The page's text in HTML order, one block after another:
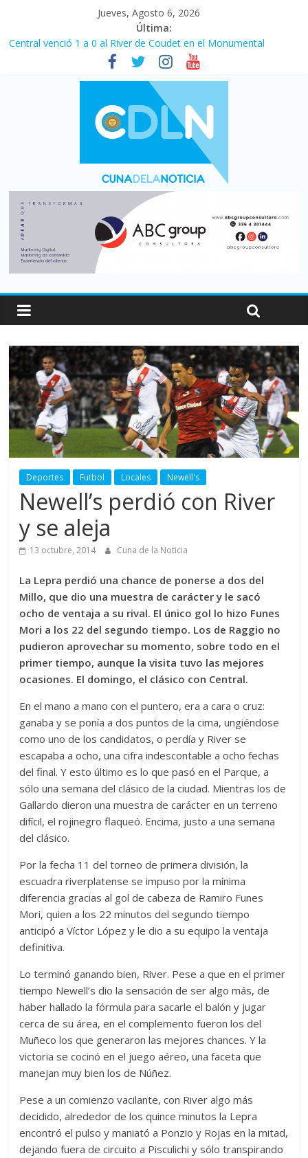
Jueves, Agosto 6, 2026
Última:
Central venció 1 a 0 al River de Coudet en el Monumental
La morosidad alcanzó su nivel más alto en dos décadas y ya
afecta a 400 mil deudores en Santa Fe
Desde que asumió Milei cerraron 41.000 kioscos: el sector
denuncia crisis como en 2001
Vacaciones de invierno con más movimiento y consumo
turístico: 4,6 millones de personas viajaron por el país, un 5,9%
Fuerte caída de la venta de autos usados en julio: bajó un 12,6%
Deportes Futbol Locales Newell's
Newell’s perdió con River
y se aleja
13 octubre, 2014 Cuna de la Noticia
La Lepra perdió una chance de ponerse a dos del
Millo, que dio una muestra de carácter y le sacó
ocho de ventaja a su rival. El único gol lo hizo Funes
Mori a los 22 del segundo tiempo. Los de Raggio no
pudieron aprovechar su momento, sobre todo en el
primer tiempo, aunque la visita tuvo las mejores
ocasiones. El domingo, el clásico con Central.
En el mano a mano con el puntero, era a cara o cruz:
ganaba y se ponía a dos puntos de la cima, ungiéndose
como uno de los candidatos, o perdía y River se
escapaba a ocho, una cifra indescontable a ocho fechas
del final. Y esto último es lo que pasó en el Parque, a
sólo una semana del clásico de la ciudad. Mientras los de
Gallardo dieron una muestra de carácter en un terreno
difícil, el rojinegro flaqueó. Encima, justo a una semana
del clásico.
Por la fecha 11 del torneo de primera división, la
escuadra riverplatense se impuso por la mínima
diferencia gracias al gol de cabeza de Ramiro Funes
Mori, quien a los 22 minutos del segundo tiempo
anticipó a Víctor López y le dio a su equipo la ventaja
definitiva.
Lo terminó ganando bien, River. Pese a que en el primer
tiempo Newell’s dio la sensación de ser algo más, de
haber hallado la fórmula para sacarle el balón y jugar
cerca de su área, en el complemento fueron los del
Muñeco los que generaron las mejores chances. Y la
victoria se cocinó en el juego aéreo, una faceta que
manejan muy bien los de Núñez.
Pese a un comienzo vacilante, con River algo más
decidido, alrededor de los quince minutos la Lepra
encontró el pulso y maniató a Ponzio y Rojas en la mitad,
dejando fuera de circuito a Pisculichi y sólo transpirando